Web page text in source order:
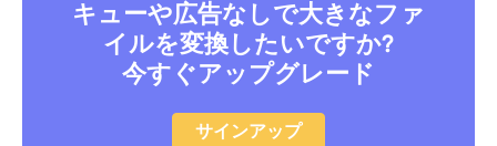
キューや広告なしで大きなファ
イルを変換したいですか?
今すぐアップグレード
サインアップ